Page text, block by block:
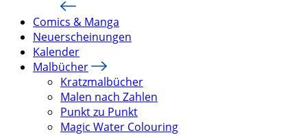
Comics & Manga
Neuerscheinungen
Kalender
Malbücher
Kratzmalbücher
Malen nach Zahlen
Punkt zu Punkt
Magic Water Colouring